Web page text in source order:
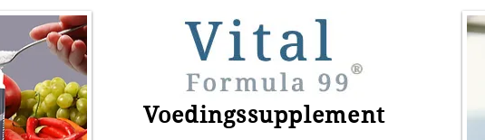
Voedingssupplement